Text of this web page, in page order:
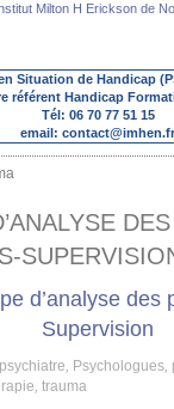
Situation de Handicap
référent Handicap
Tél: 06 70 77 51 15
email: contact@imhen.fr
DES
psychiatre Psychologues
trauma